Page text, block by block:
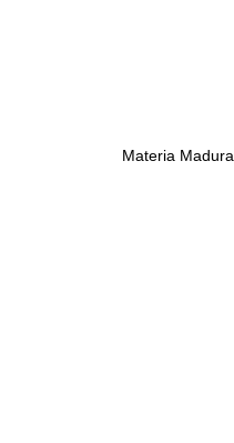
Materia Madura